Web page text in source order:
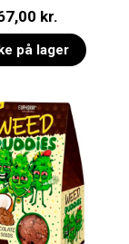
kr.
på lager